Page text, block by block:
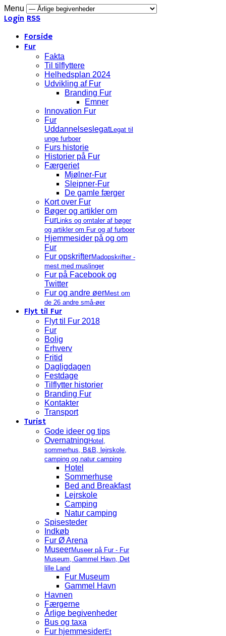
Menu
Login RSS
Forside
Fur
Fakta
Til tilflyttere
Helhedsplan 2024
Udvikling af Fur
Branding Fur
Emner
Innovation Fur
Fur
UddannelseslegatLegat til
unge furboer
Furs historie
Historier på Fur
Færgeriet
Mjølner-Fur
Sleipner-Fur
De gamle færger
Kort over Fur
Bøger og artikler om
FurLinks og omtaler af bøger
og artikler om Fur og af furboer
Hjemmesider på og om
Fur
Fur opskrifterMadopskrifter -
mest med muslinger
Fur på Facebook og
Twitter
Fur og andre øerMest om
de 26 andre små-øer
Flyt til Fur
Flyt til Fur 2018
Fur
Bolig
Erhverv
Fritid
Dagligdagen
Festdage
Tilflytter historier
Branding Fur
Kontakter
Transport
Turist
Gode ideer og tips
Overnatning Hotel,
sommerhus, B&B, lejrskole,
camping og natur camping
Hotel
Sommerhuse
Bed and Breakfast
Lejrskole
Camping
Natur camping
Spisesteder
Indkøb
Fur Ø Arena
MuseerMuseer på Fur - Fur
Museum, Gammel Havn, Det
lille Land
Fur Museum
Gammel Havn
Havnen
Færgerne
Årlige begivenheder
Bus og taxa
Fur hjemmesiderEt